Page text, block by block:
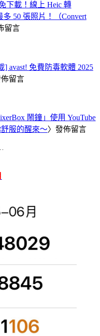
下載！線上 Heic 轉
50 張照片！（Convert
留言
] avast! 免費防毒軟體 2025
留言
鬧鐘」使用 YouTube
服的醒來～〉發佈留言